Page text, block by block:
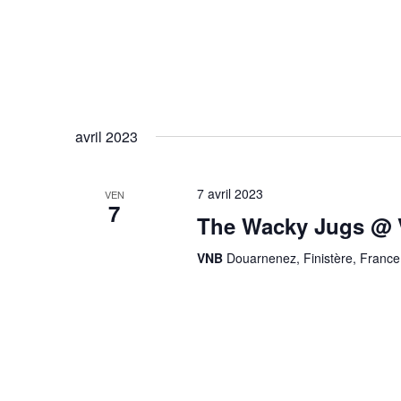
avril 2023
VEN
7
7 avril 2023
The Wacky Jugs @
VNB Douarnenez, Finistère, France